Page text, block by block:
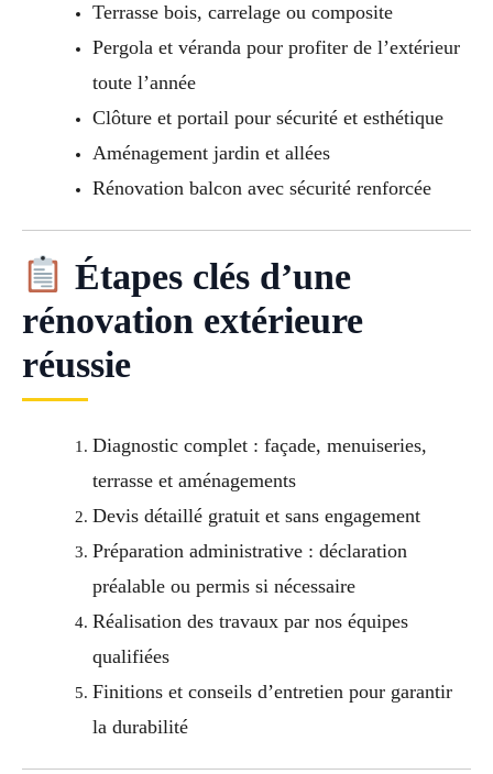
Terrasse bois, carrelage ou composite
Pergola et véranda pour profiter de l’extérieur
toute l’année
Clôture et portail pour sécurité et esthétique
Aménagement jardin et allées
Rénovation balcon avec sécurité renforcée
Étapes clés d’une
rénovation extérieure
réussie
Diagnostic complet : façade, menuiseries,
terrasse et aménagements
Devis détaillé gratuit et sans engagement
Préparation administrative : déclaration
préalable ou permis si nécessaire
Réalisation des travaux par nos équipes
qualifiées
Finitions et conseils d’entretien pour garantir
la durabilité